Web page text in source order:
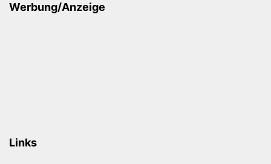
Werbung/Anzeige
Links